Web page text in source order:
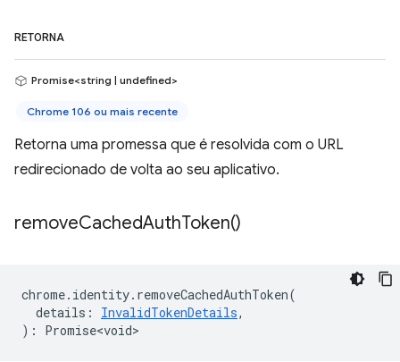
RETORNA
Promise<string | undefined>
Chrome 106 ou mais recente
Retorna uma promessa que é resolvida com o URL
redirecionado de volta ao seu aplicativo.
removeCachedAuthToken()
chrome. identity. removeCachedAuthToken(
details : InvalidTokenDetails,
) : Promise<void>